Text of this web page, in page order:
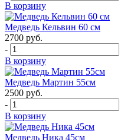
В корзину
Медведь Кельвин 60 см
2700 руб.
-
В корзину
Медведь Мартин 55см
2500 руб.
-
В корзину
Медведь Ника 45см